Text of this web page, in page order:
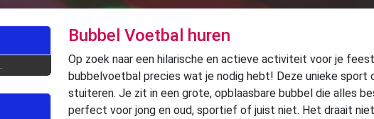
Bubbel Voetbal huren
Op zoek naar een hilarische en actieve activiteit voor je
bubbelvoetbal precies wat je nodig hebt! Deze unieke
stuiteren. Je zit in een grote, opblaasbare bubbel die alles
perfect voor jong en oud, sportief of juist niet. Het draait